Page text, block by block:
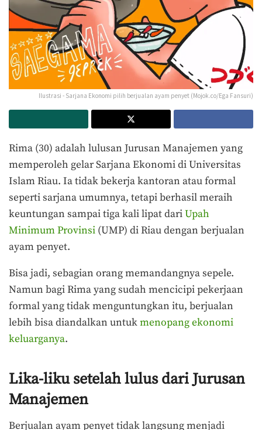
Ilustrasi - Sarjana Ekonomi pilih berjualan ayam penyet (Mojok.co/Ega Fansuri)
Rima (30) adalah lulusan Jurusan Manajemen yang
memperoleh gelar Sarjana Ekonomi di Universitas
Islam Riau. Ia tidak bekerja kantoran atau formal
seperti sarjana umumnya, tetapi berhasil meraih
keuntungan sampai tiga kali lipat dariUpah
Minimum Provinsi (UMP) di Riau dengan berjualan
ayam penyet.
Bisa jadi, sebagian orang memandangnya sepele.
Namun bagi Rima yang sudah mencicipi pekerjaan
formal yang tidak menguntungkan itu, berjualan
lebih bisa diandalkan untukmenopang ekonomi
keluarganya.
Lika-liku setelah lulus dari Jurusan
Manajemen
Berjualan ayam penyet tidak langsung menjadi